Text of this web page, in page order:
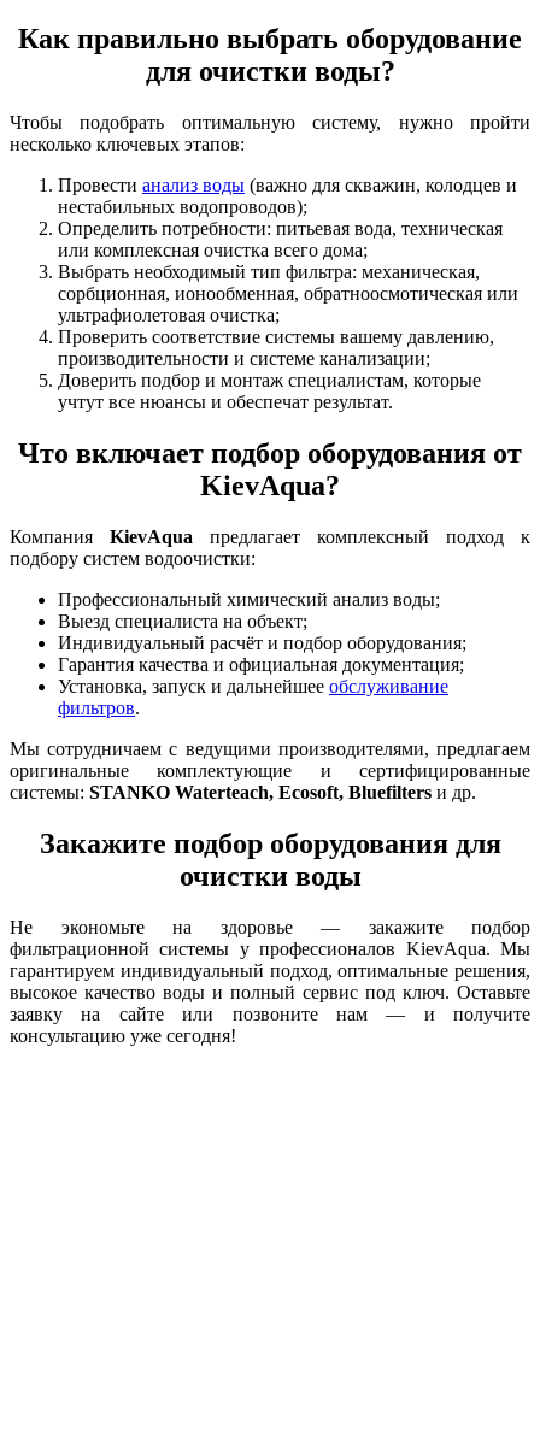
Как правильно выбрать оборудование
для очистки воды?
Чтобы подобрать оптимальную систему, нужно пройти
несколько ключевых этапов:
Провести анализ воды (важно для скважин, колодцев и
нестабильных водопроводов);
Определить потребности: питьевая вода, техническая
или комплексная очистка всего дома;
Выбрать необходимый тип фильтра: механическая,
сорбционная, ионообменная, обратноосмотическая или
ультрафиолетовая очистка;
Проверить соответствие системы вашему давлению,
производительности и системе канализации;
Доверить подбор и монтаж специалистам, которые
учтут все нюансы и обеспечат результат.
Что включает подбор оборудования от
KievAqua?
Компания KievAqua предлагает комплексный подход к
подбору систем водоочистки:
Профессиональный химический анализ воды;
Выезд специалиста на объект;
Индивидуальный расчёт и подбор оборудования;
Гарантия качества и официальная документация;
Установка, запуск и дальнейшее обслуживание
фильтров.
Мы сотрудничаем с ведущими производителями, предлагаем
оригинальные комплектующие и сертифицированные
системы: STANKO Waterteach, Ecosoft, Bluefilters и др.
Закажите подбор оборудования для
очистки воды
Не экономьте на здоровье — закажите подбор
фильтрационной системы у профессионалов KievAqua. Мы
гарантируем индивидуальный подход, оптимальные решения,
высокое качество воды и полный сервис под ключ. Оставьте
заявку на сайте или позвоните нам — и получите
консультацию уже сегодня!